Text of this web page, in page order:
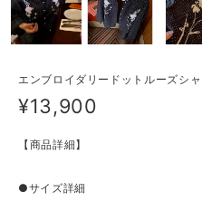
エンブロイダリードットルーズシャ
¥13,900
【商品詳細】
●サイズ詳細